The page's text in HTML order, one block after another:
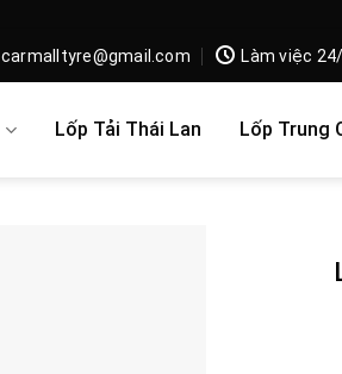
carmalltyre@gmail.com Làm việc
Lốp Tải Thái Lan Lốp Trung